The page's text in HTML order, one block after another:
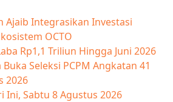
Ajaib Integrasikan Investasi
OCTO
Rp1,1 Triliun Hingga Juni 2026
Seleksi PCPM Angkatan 41
2026
Ini, Sabtu 8 Agustus 2026